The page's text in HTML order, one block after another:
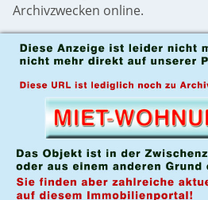
Archivzwecken online.